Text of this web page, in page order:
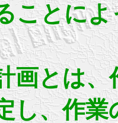
ことに
画とは
し、作